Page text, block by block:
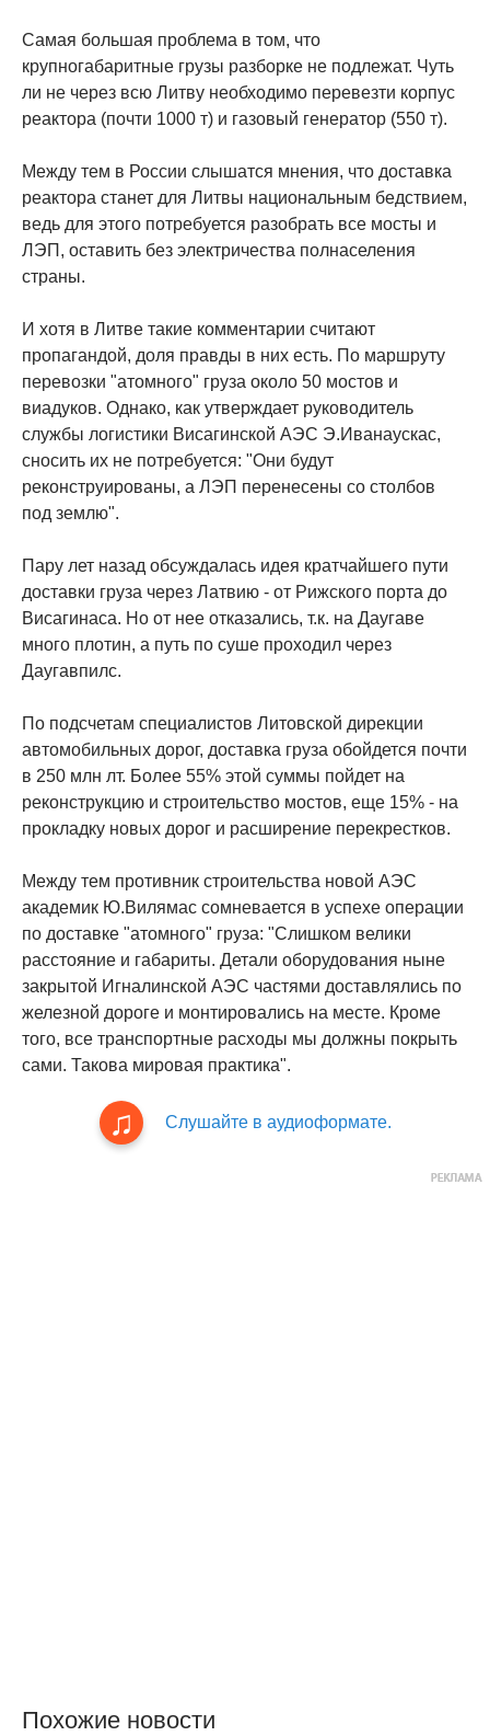
Самая большая проблема в том, что
крупногабаритные грузы разборке не подлежат. Чуть
ли не через всю Литву необходимо перевезти корпус
реактора (почти 1000 т) и газовый генератор (550 т).
Между тем в России слышатся мнения, что доставка
реактора станет для Литвы национальным бедствием,
ведь для этого потребуется разобрать все мосты и
ЛЭП, оставить без электричества полнаселения
страны.
И хотя в Литве такие комментарии считают
пропагандой, доля правды в них есть. По маршруту
перевозки "атомного" груза около 50 мостов и
виадуков. Однако, как утверждает руководитель
службы логистики Висагинской АЭС Э.Иванаускас,
сносить их не потребуется: "Они будут
реконструированы, а ЛЭП перенесены со столбов
под землю".
Пару лет назад обсуждалась идея кратчайшего пути
доставки груза через Латвию - от Рижского порта до
Висагинаса. Но от нее отказались, т.к. на Даугаве
много плотин, а путь по суше проходил через
Даугавпилс.
По подсчетам специалистов Литовской дирекции
автомобильных дорог, доставка груза обойдется почти
в 250 млн лт. Более 55% этой суммы пойдет на
реконструкцию и строительство мостов, еще 15% - на
прокладку новых дорог и расширение перекрестков.
Между тем противник строительства новой АЭС
академик Ю.Вилямас сомневается в успехе операции
по доставке "атомного" груза: "Слишком велики
расстояние и габариты. Детали оборудования ныне
закрытой Игналинской АЭС частями доставлялись по
железной дороге и монтировались на месте. Кроме
того, все транспортные расходы мы должны покрыть
сами. Такова мировая практика".
Слушайте в аудиоформате.
Похожие новости